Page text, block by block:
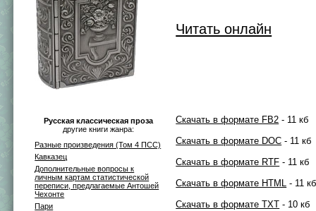
Русская классическая проза
другие книги жанра:
Разные произведения (Том 4 ПСС)
Кавказец
Дополнительные вопросы к
личным картам статистической
переписи, предлагаемые Антошей
Чехонте
Пари
Читать онлайн
Скачать в формате FB2 - 11 кб
Скачать в формате DOC - 11 кб
Скачать в формате RTF - 11 кб
Скачать в формате HTML - 11 кб
Скачать в формате TXT - 10 кб